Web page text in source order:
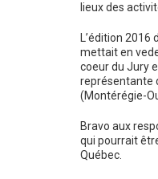
lieux des
L’édition
mettait en
coeur du Jury
représentante
(Montérégie-
Bravo aux
qui pourrait
Québec.